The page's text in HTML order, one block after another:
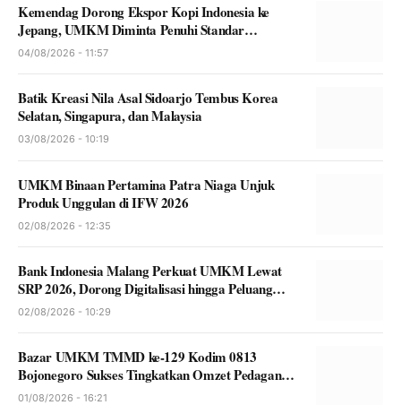
Kemendag Dorong Ekspor Kopi Indonesia ke
Jepang, UMKM Diminta Penuhi Standar
Internasional
04/08/2026 - 11:57
Batik Kreasi Nila Asal Sidoarjo Tembus Korea
Selatan, Singapura, dan Malaysia
03/08/2026 - 10:19
UMKM Binaan Pertamina Patra Niaga Unjuk
Produk Unggulan di IFW 2026
02/08/2026 - 12:35
Bank Indonesia Malang Perkuat UMKM Lewat
SRP 2026, Dorong Digitalisasi hingga Peluang
Ekspor
02/08/2026 - 10:29
Bazar UMKM TMMD ke-129 Kodim 0813
Bojonegoro Sukses Tingkatkan Omzet Pedagang
Lokal
01/08/2026 - 16:21